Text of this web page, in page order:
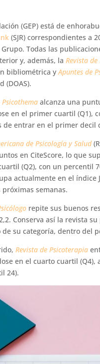
(GEP) está de
(SJR) correspondientes a
Todas las
y, además, la Revista
bibliométrica yApuntes de
(DOAS).
Psicothema alcanza una
en el primer cuartil (Q1),
de entrar en el primer decil
de Psicología y Salud
en CiteScore, lo que
(Q2), con un percentil
actualmente en el índice
semanas.
repite sus buenos
Conserva así la revista
su categoría, dentro del
Revista de Psicoterapia
en el cuarto cuartil
24).